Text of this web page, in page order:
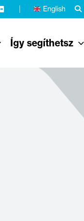
English
Így segíthetsz